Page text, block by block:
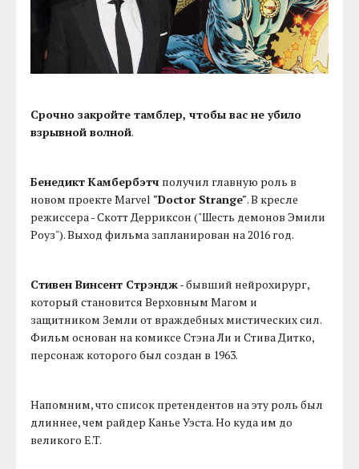
Срочно закройте тамблер, чтобы вас не убило
взрывной волной.
Бенедикт Камбербэтч получил главную роль в
новом проекте Marvel "Doctor Strange". В кресле
режиссера - Скотт Дерриксон ("Шесть демонов Эмили
Роуз"). Выход фильма запланирован на 2016 год.
Стивен Винсент Стрэндж- бывший нейрохирург,
который становится Верховным Магом и
защитником Земли от враждебных мистических сил.
Фильм основан на комиксе Стэна Ли и Стива Дитко,
персонаж которого был создан в 1963.
Напомним, что список претендентов на эту роль был
длиннее, чем райдер Канье Уэста. Но куда им до
великого E.T.